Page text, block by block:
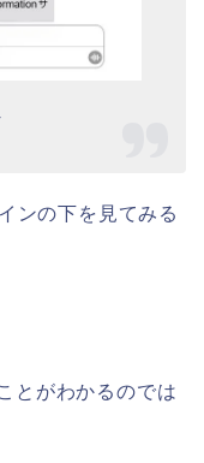
ンの下を見てみる
とがわかるのでは